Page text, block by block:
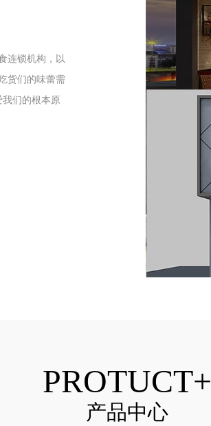
连锁机构，以
货们的味蕾需
们的根本原
PROTUCT+
产品中心